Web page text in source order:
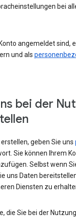
bei
angemeldet sind,
und als
bei der
geben Sie uns
Sie können Ihrem
Selbst wenn
uns Daten
Diensten zu
die Sie bei der